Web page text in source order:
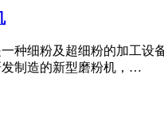
种细粉及超细粉的加工设
制造的新型磨粉机，…